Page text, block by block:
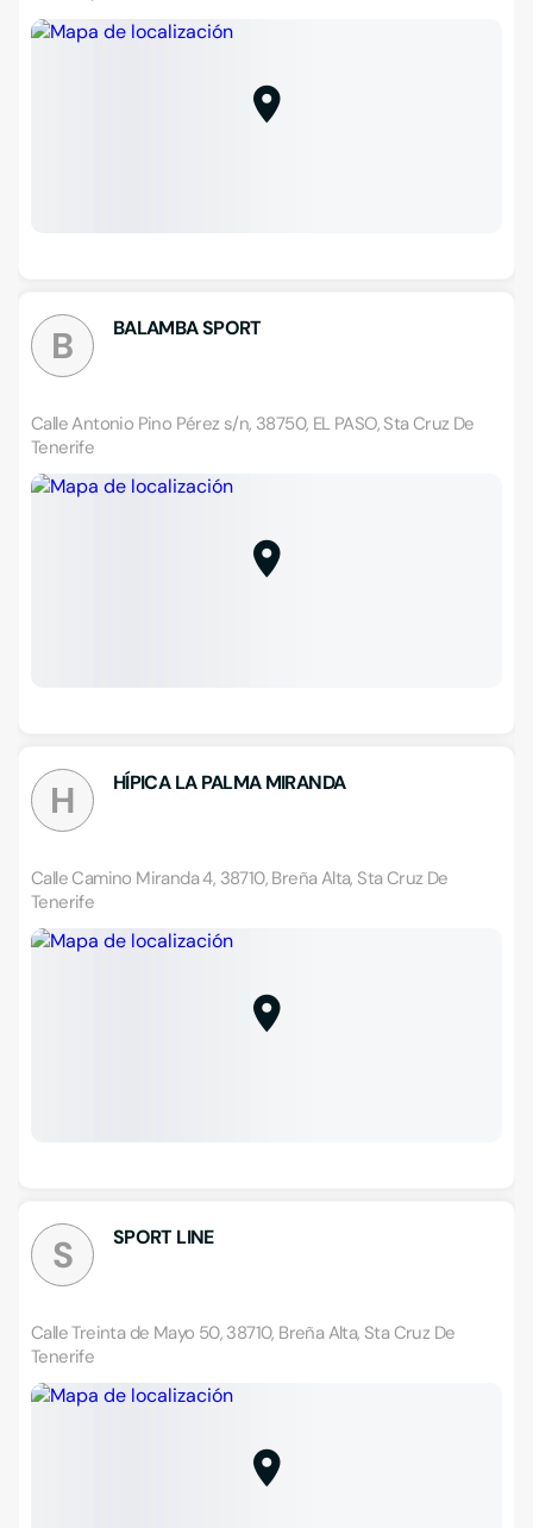
B BALAMBA SPORT
Calle Antonio Pino Pérez s/n, 38750, EL PASO, Sta Cruz De
Tenerife
H HÍPICA LA PALMA MIRANDA
Calle Camino Miranda 4, 38710, Breña Alta, Sta Cruz De
Tenerife
S SPORT LINE
Calle Treinta de Mayo 50, 38710, Breña Alta, Sta Cruz De
Tenerife